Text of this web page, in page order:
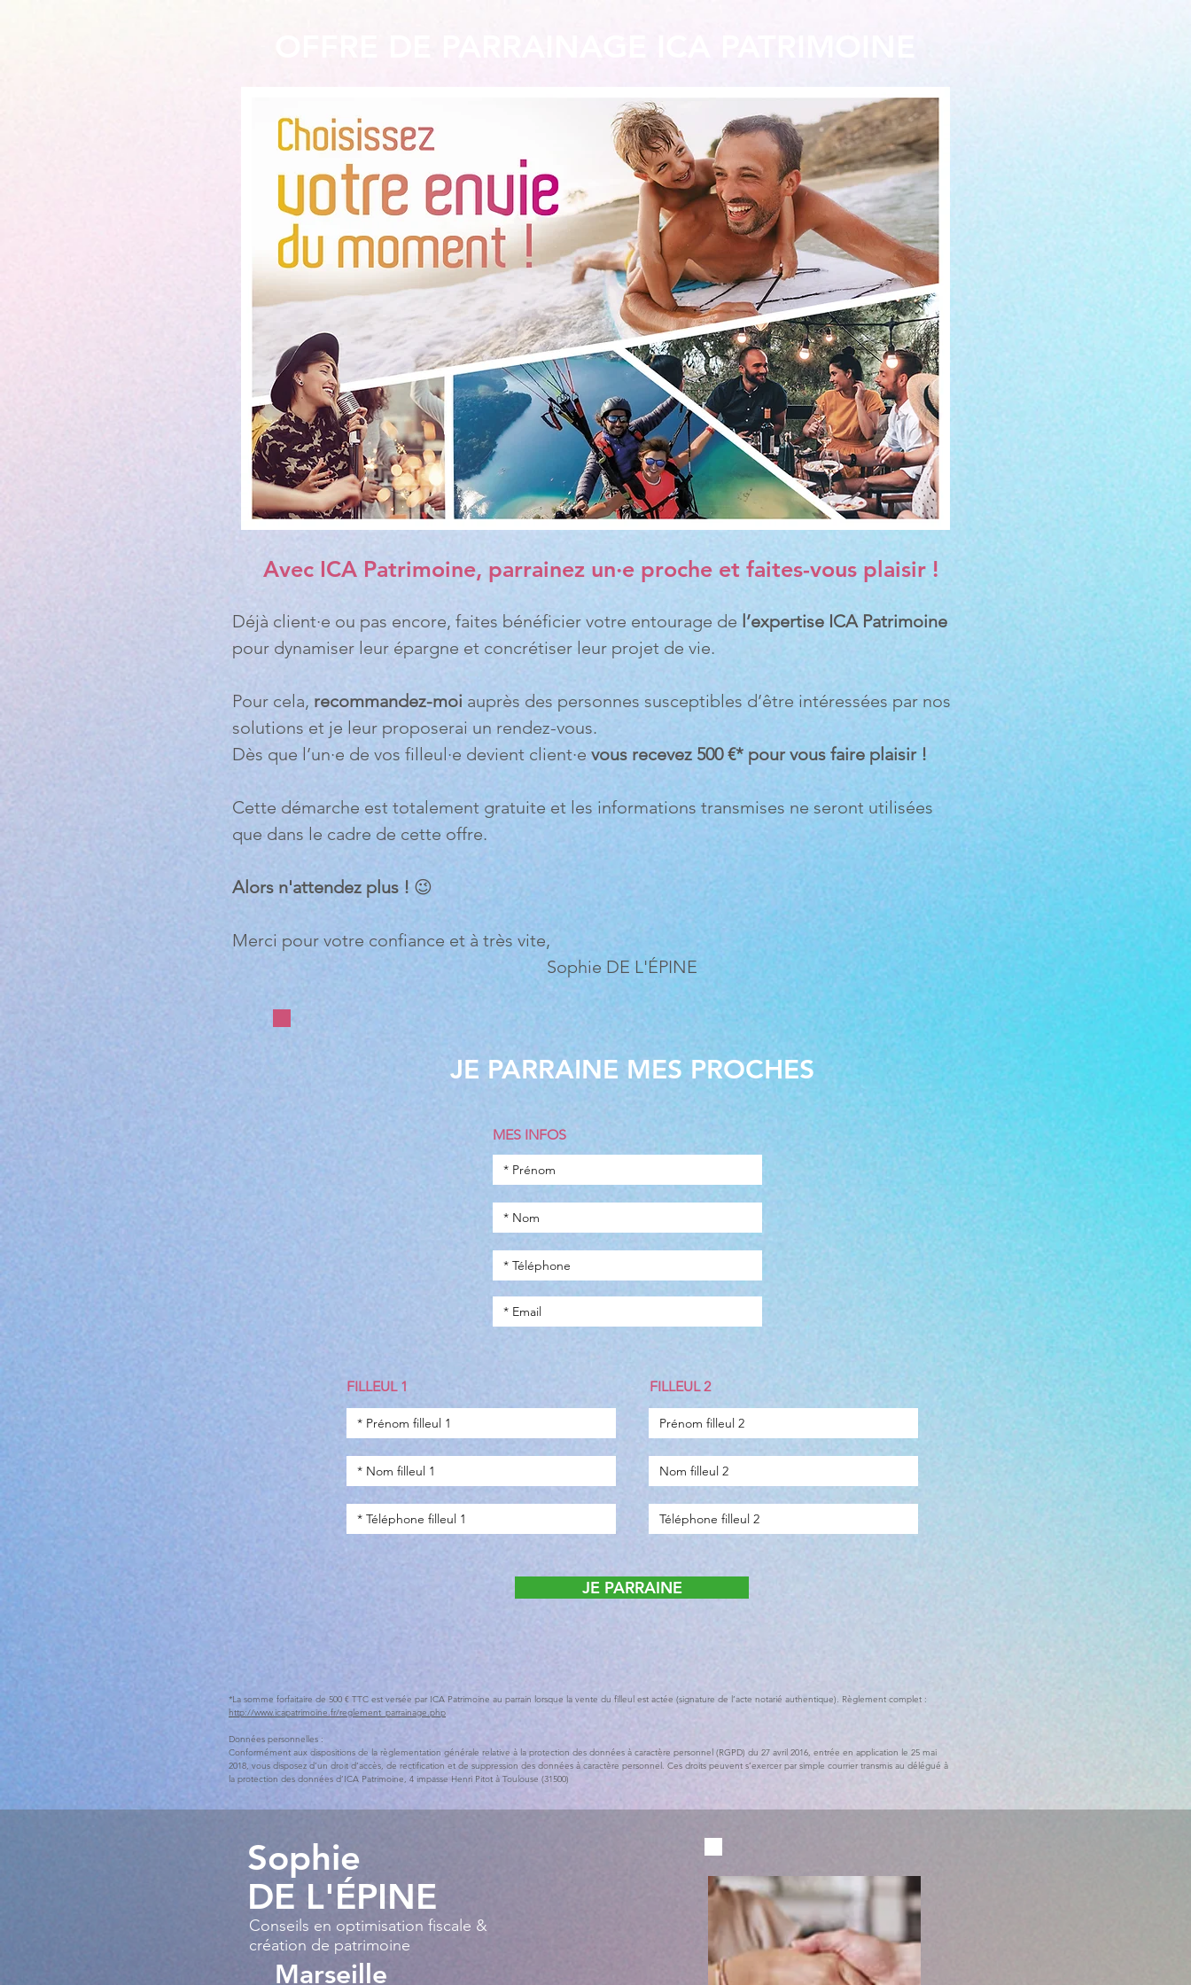
*La somme forfaitaire de 500 € TTC est versée par ICA Patrimoine au parrain lorsque la vente du filleul est actée (signature de l’acte notarié authentique). Règlement complet :
http://www.icapatrimoine.fr/reglement_parrainage.php
Données personnelles :
Conformément aux dispositions de la règlementation générale relative à la protection des données à caractère personnel (RGPD) du 27 avril 2016, entrée en application le 25 mai
2018, vous disposez d’un droit d’accès, de rectification et de suppression des données à caractère personnel. Ces droits peuvent s’exercer par simple courrier transmis au délégué à
la protection des données d’ICA Patrimoine, 4 impasse Henri Pitot à Toulouse (31500)
Avec ICA Patrimoine, parrainez un·e proche et faites-vous plaisir !
Déjà client·e ou pas encore, faites bénéficier votre entourage de l’expertise ICA Patrimoine
pour dynamiser leur épargne et concrétiser leur projet de vie.
Pour cela, recommandez-moi auprès des personnes susceptibles d’être intéressées par nos
solutions et je leur proposerai un rendez-vous.
Dès que l’un·e de vos filleul·e devient client·e vous recevez 500 €* pour vous faire plaisir !
Cette démarche est totalement gratuite et les informations transmises ne seront utilisées
que dans le cadre de cette offre.
Alors n'attendez plus ! 😉
Merci pour votre confiance et à très vite,
Sophie DE L'ÉPINE
JE PARRAINE MES PROCHES
MES INFOS
JE PARRAINE
FILLEUL 1 FILLEUL 2
Sophie
DE L'ÉPINE
Conseils en optimisation fiscale &
création de patrimoine
Marseille